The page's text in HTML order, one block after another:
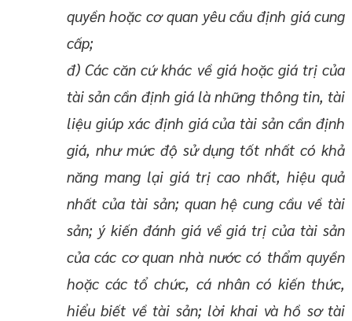
quyền hoặc cơ quan yêu cầu định giá cung
cấp;
đ) Các căn cứ khác về giá hoặc giá trị của
tài sản cần định giá là những thông tin, tài
liệu giúp xác định giá của tài sản cần định
giá, như mức độ sử dụng tốt nhất có khả
năng mang lại giá trị cao nhất, hiệu quả
nhất của tài sản; quan hệ cung cầu về tài
sản; ý kiến đánh giá về giá trị của tài sản
của các cơ quan nhà nước có thẩm quyền
hoặc các tổ chức, cá nhân có kiến thức,
hiểu biết về tài sản; lời khai và hồ sơ tài